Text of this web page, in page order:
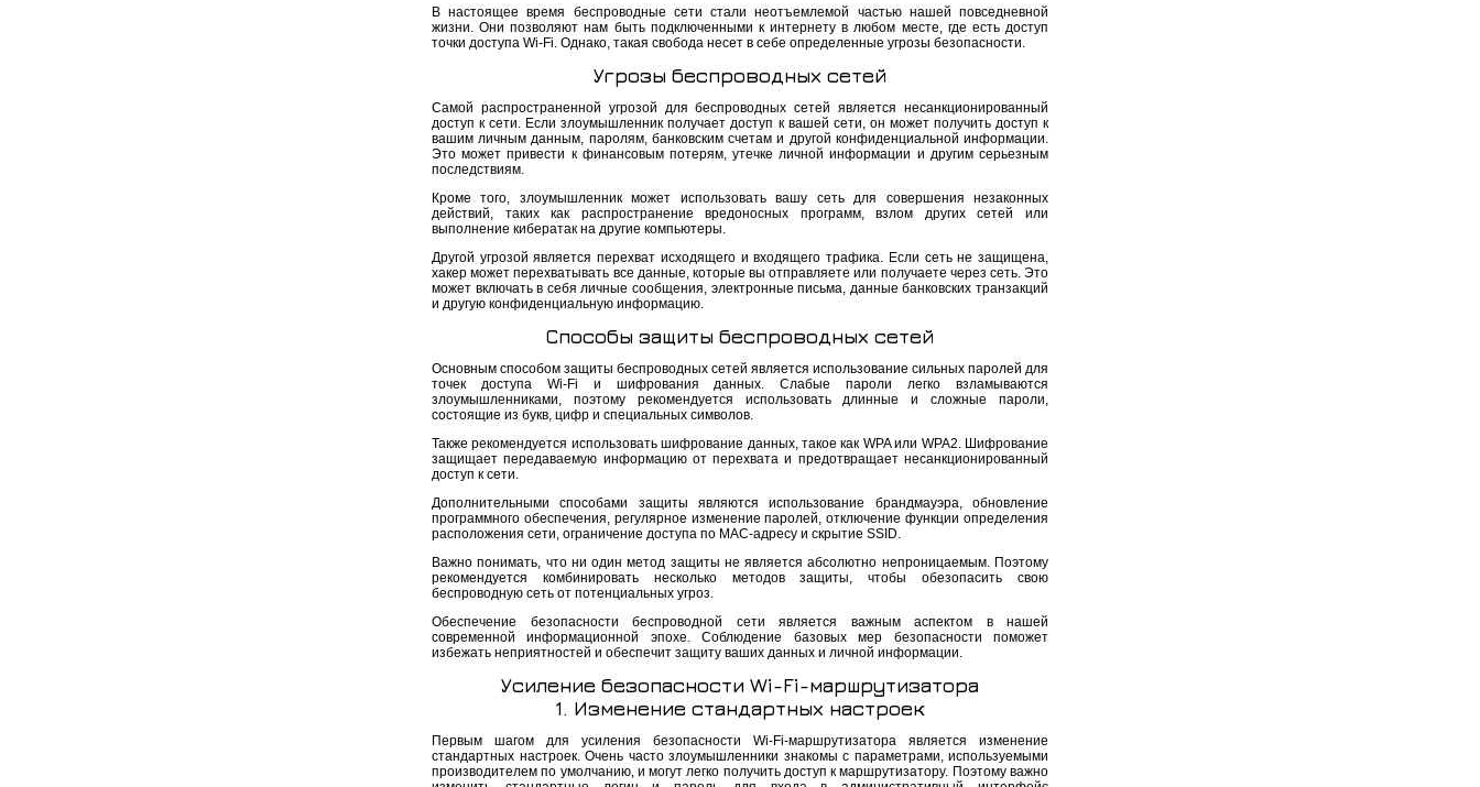
В настоящее время беспроводные сети стали неотъемлемой частью нашей повседневной
жизни. Они позволяют нам быть подключенными к интернету в любом месте, где есть доступ
точки доступа Wi-Fi. Однако, такая свобода несет в себе определенные угрозы безопасности.
Угрозы беспроводных сетей
Самой распространенной угрозой для беспроводных сетей является несанкционированный
доступ к сети. Если злоумышленник получает доступ к вашей сети, он может получить доступ к
вашим личным данным, паролям, банковским счетам и другой конфиденциальной информации.
Это может привести к финансовым потерям, утечке личной информации и другим серьезным
последствиям.
Кроме того, злоумышленник может использовать вашу сеть для совершения незаконных
действий, таких как распространение вредоносных программ, взлом других сетей или
выполнение кибератак на другие компьютеры.
Другой угрозой является перехват исходящего и входящего трафика. Если сеть не защищена,
хакер может перехватывать все данные, которые вы отправляете или получаете через сеть. Это
может включать в себя личные сообщения, электронные письма, данные банковских транзакций
и другую конфиденциальную информацию.
Способы защиты беспроводных сетей
Основным способом защиты беспроводных сетей является использование сильных паролей для
точек доступа Wi-Fi и шифрования данных. Слабые пароли легко взламываются
злоумышленниками, поэтому рекомендуется использовать длинные и сложные пароли,
состоящие из букв, цифр и специальных символов.
Также рекомендуется использовать шифрование данных, такое как WPA или WPA2. Шифрование
защищает передаваемую информацию от перехвата и предотвращает несанкционированный
доступ к сети.
Дополнительными способами защиты являются использование брандмауэра, обновление
программного обеспечения, регулярное изменение паролей, отключение функции определения
расположения сети, ограничение доступа по MAC-адресу и скрытие SSID.
Важно понимать, что ни один метод защиты не является абсолютно непроницаемым. Поэтому
рекомендуется комбинировать несколько методов защиты, чтобы обезопасить свою
беспроводную сеть от потенциальных угроз.
Обеспечение безопасности беспроводной сети является важным аспектом в нашей
современной информационной эпохе. Соблюдение базовых мер безопасности поможет
избежать неприятностей и обеспечит защиту ваших данных и личной информации.
Усиление безопасности Wi-Fi-маршрутизатора
1. Изменение стандартных настроек
Первым шагом для усиления безопасности Wi-Fi-маршрутизатора является изменение
стандартных настроек. Очень часто злоумышленники знакомы с параметрами, используемыми
производителем по умолчанию, и могут легко получить доступ к маршрутизатору. Поэтому важно